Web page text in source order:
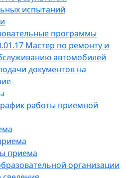
испытаний
программы
Мастер по ремонту и
автомобилей
документов на
работы приемной
приема
организации